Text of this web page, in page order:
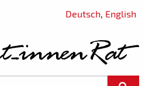
Deutsch, English